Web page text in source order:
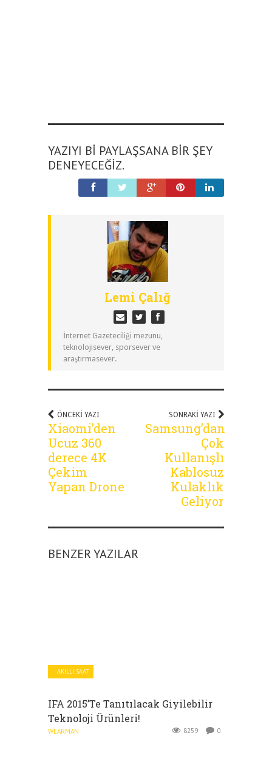
YAZIYI BI PAYLAŞSANA BIR ŞEY
DENEYECEĞIZ.
Lemi Çalığ
İnternet Gazeteciliği mezunu,
teknolojisever, sporsever ve
araştırmasever.
ÖNCEKI YAZI
Xiaomi’den
Ucuz 360
derece 4K
Çekim
Yapan Drone
SONRAKI YAZI
Samsung’dan
Çok
Kullanışlı
Kablosuz
Kulaklık
Geliyor
BENZER YAZILAR
AKILLI SAAT
IFA 2015’te Tanıtılacak Giyilebilir
Teknoloji Ürünleri!
WEARMAN 8259 0